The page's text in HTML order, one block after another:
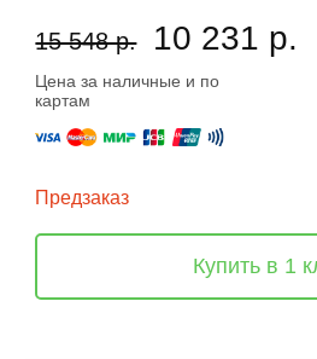
15 548 р. 10 231 р.
Цена за наличные и по
картам
Предзаказ
Купить в 1